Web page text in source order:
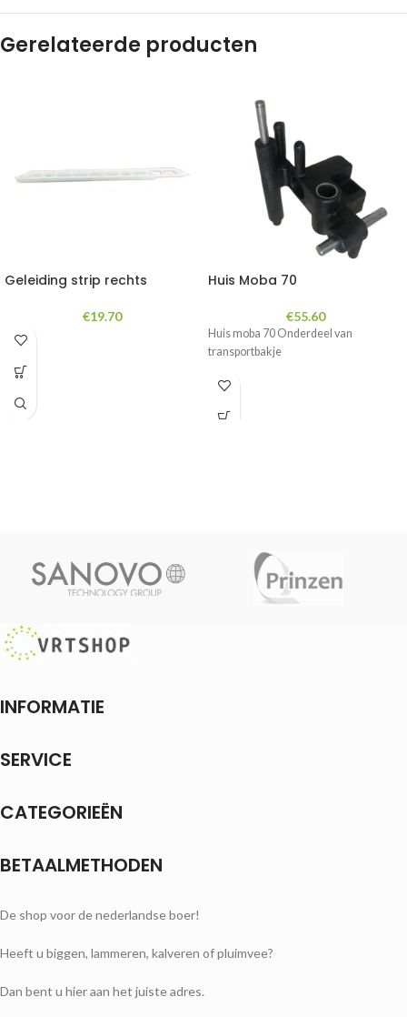
Gerelateerde producten
Geleiding strip rechts
€19.70
Huis Moba 70
€55.60
Huis moba 70 Onderdeel van
transportbakje
INFORMATIE
SERVICE
CATEGORIEËN
BETAALMETHODEN
De shop voor de nederlandse boer!
Heeft u biggen, lammeren, kalveren of pluimvee?
Dan bent u hier aan het juiste adres.